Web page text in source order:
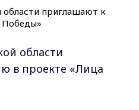
области
в проекте «Лица